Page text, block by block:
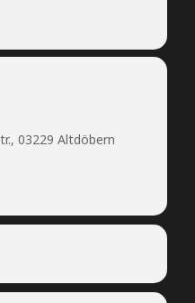
03229 Altdöbern